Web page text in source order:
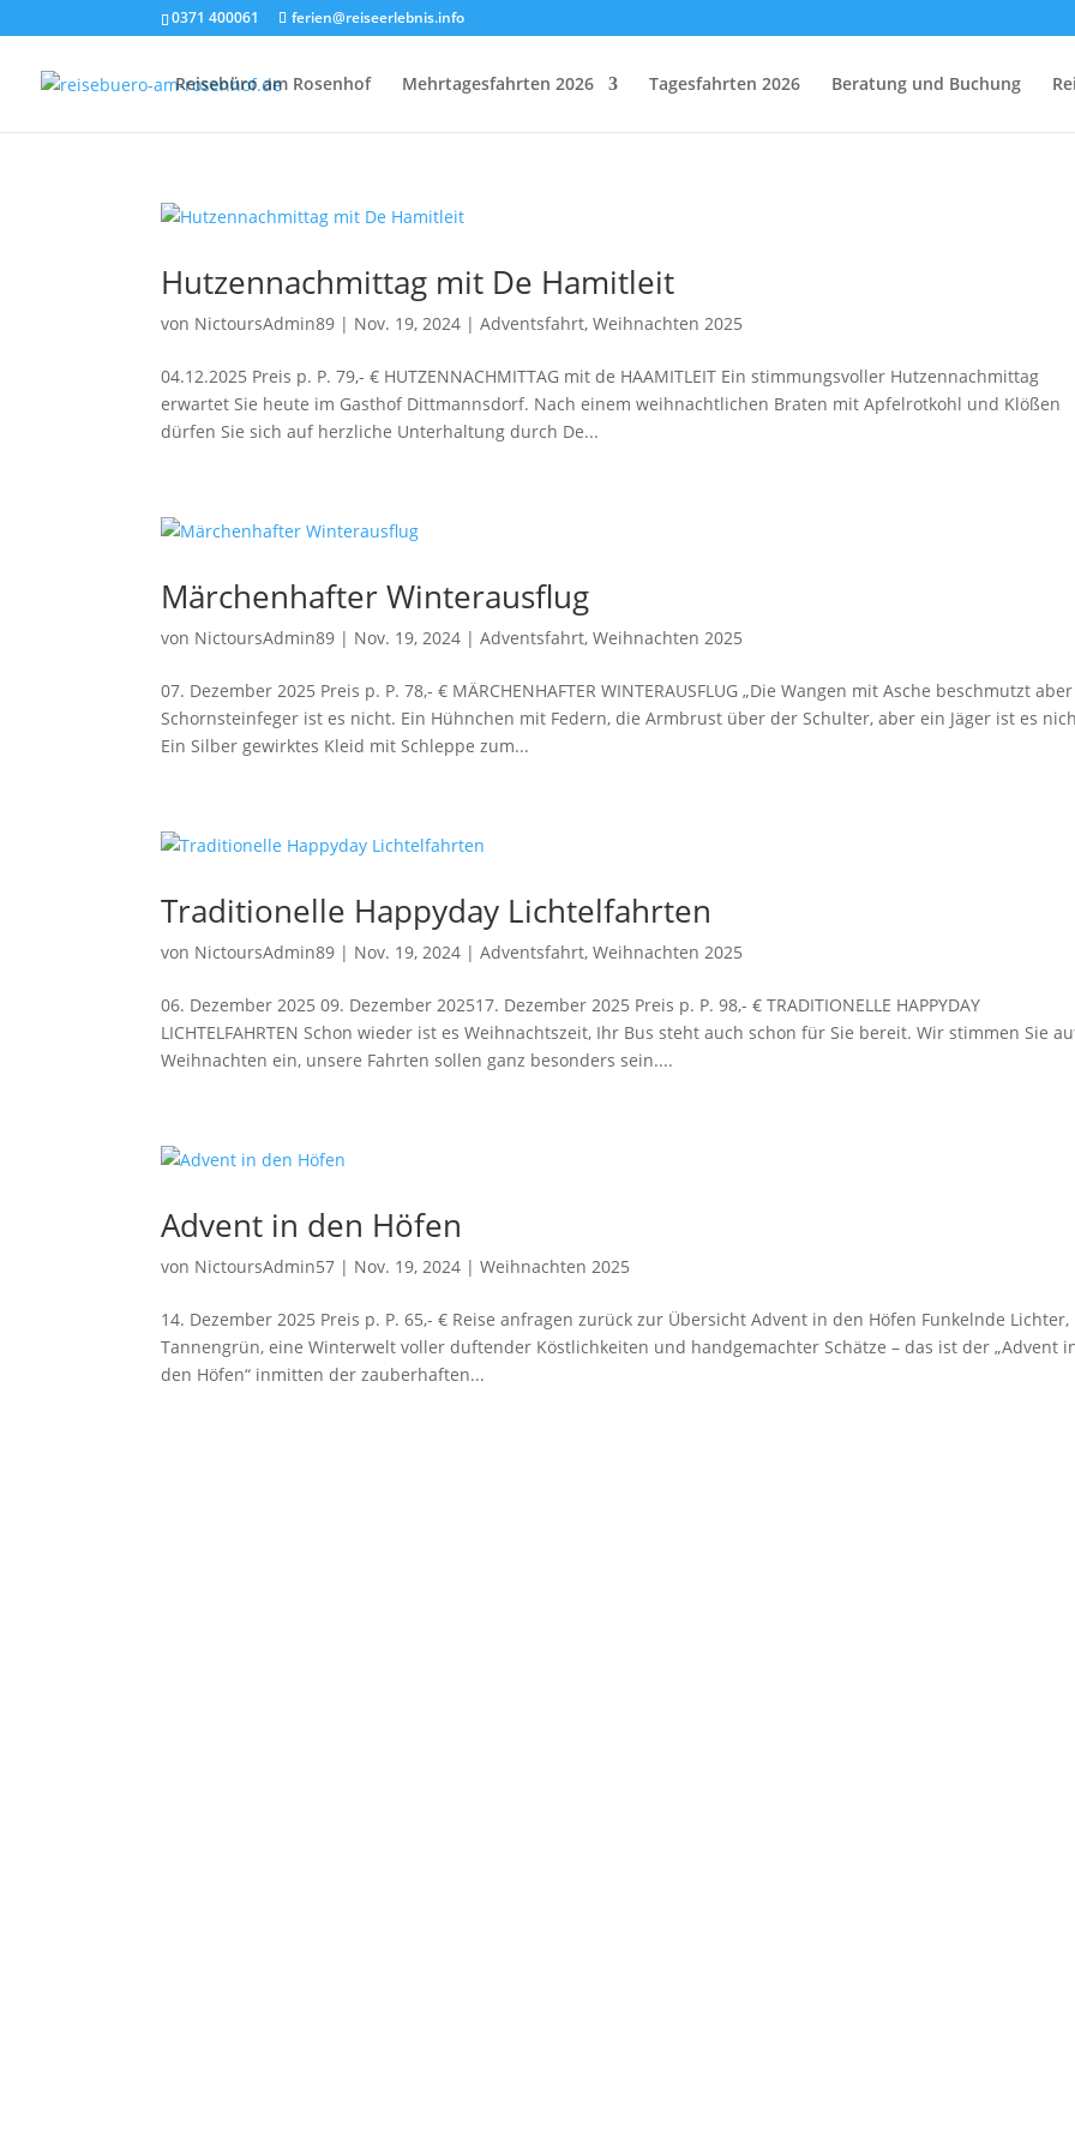
0371 400061 ferien@reiseerlebnis.info
Reisebüro am Rosenhof Mehrtagesfahrten 2026 Tagesfahrten 2026 Beratung und Buchung
Hutzennachmittag mit De Hamitleit
von NictoursAdmin89 | Nov. 19, 2024 |Adventsfahrt,Weihnachten 2025
04.12.2025 Preis p. P. 79,- € HUTZENNACHMITTAG mit de HAAMITLEIT Ein stimmungsvoller Hutzennachmittag
erwartet Sie heute im Gasthof Dittmannsdorf. Nach einem weihnachtlichen Braten mit Apfelrotkohl und Klößen
dürfen Sie sich auf herzliche Unterhaltung durch De...
Märchenhafter Winterausflug
von NictoursAdmin89 | Nov. 19, 2024 |Adventsfahrt,Weihnachten 2025
07. Dezember 2025 Preis p. P. 78,- € MÄRCHENHAFTER WINTERAUSFLUG „Die Wangen mit Asche beschmutzt
Schornsteinfeger ist es nicht. Ein Hühnchen mit Federn, die Armbrust über der Schulter, aber ein Jäger ist es
Ein Silber gewirktes Kleid mit Schleppe zum...
Traditionelle Happyday Lichtelfahrten
von NictoursAdmin89 | Nov. 19, 2024 |Adventsfahrt,Weihnachten 2025
06. Dezember 2025 09. Dezember 202517. Dezember 2025 Preis p. P. 98,- € TRADITIONELLE HAPPYDAY
LICHTELFAHRTEN Schon wieder ist es Weihnachtszeit, Ihr Bus steht auch schon für Sie bereit. Wir stimmen Sie
Weihnachten ein, unsere Fahrten sollen ganz besonders sein....
Advent in den Höfen
von NictoursAdmin57 | Nov. 19, 2024 |Weihnachten 2025
14. Dezember 2025 Preis p. P. 65,- € Reise anfragen zurück zur Übersicht Advent in den Höfen Funkelnde Lichter,
Tannengrün, eine Winterwelt voller duftender Köstlichkeiten und handgemachter Schätze – das ist der „Advent
den Höfen“ inmitten der zauberhaften...